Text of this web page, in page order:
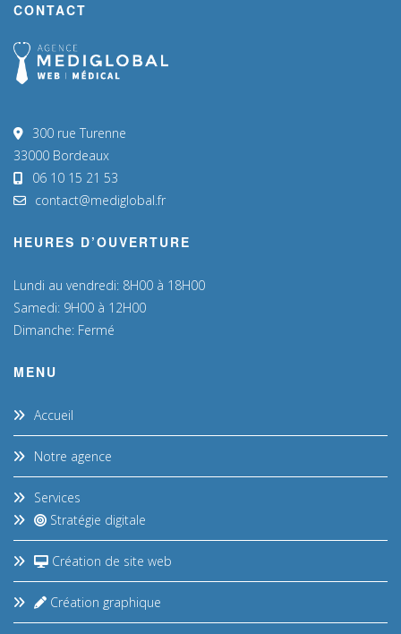
CONTACT
300 rue Turenne
33000 Bordeaux
06 10 15 21 53
contact@mediglobal.fr
HEURES D’OUVERTURE
Lundi au vendredi: 8H00 à 18H00
Samedi: 9H00 à 12H00
Dimanche: Fermé
MENU
Accueil
Notre agence
Services
Stratégie digitale
Création de site web
Création graphique